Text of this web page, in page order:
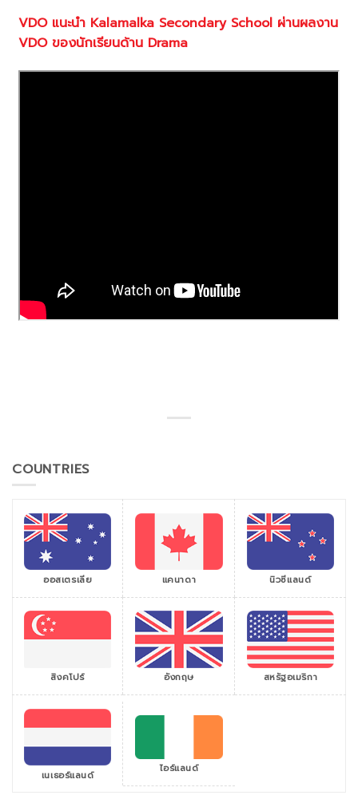
VDO แนะนำ Kalamalka Secondary School ผ่านผลงาน
VDO ของนักเรียนด้าน Drama
COUNTRIES
ออสเตรเลีย แคนาดา นิวซีแลนด์
สิงคโปร์ อังกฤษ สหรัฐอเมริกา
เนเธอร์แลนด์ ไอร์แลนด์